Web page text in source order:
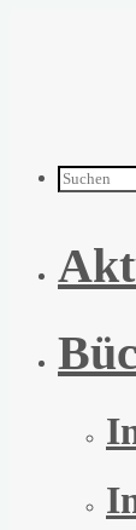
Suchen
nach: